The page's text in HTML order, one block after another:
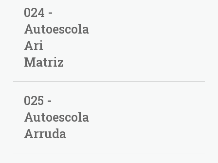
024 -
Autoescola
Ari
Matriz
025 -
Autoescola
Arruda